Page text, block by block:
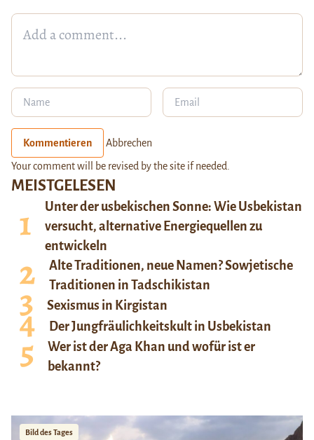
MEISTGELESEN
Unter der usbekischen Sonne: Wie Usbekistan
versucht, alternative Energiequellen zu
entwickeln
Alte Traditionen, neue Namen? Sowjetische
Traditionen in Tadschikistan
Sexismus in Kirgistan
Der Jungfräulichkeitskult in Usbekistan
Wer ist der Aga Khan und wofür ist er
bekannt?
Bild des Tages
Kommentieren Abbrechen
Your comment will be revised by the site if needed.